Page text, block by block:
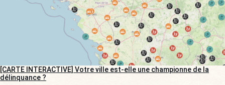
[CARTE INTERACTIVE] Votre ville est-elle une championne de la
délinquance ?